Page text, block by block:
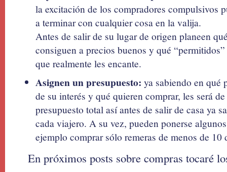
la excitación de los compradores compulsivos
a terminar con cualquier cosa en la valija.
Antes de salir de su lugar de origen planeen
consiguen a precios buenos y qué
que realmente les encante.
Asignen un presupuesto: ya sabiendo en qué
de su interés y qué quieren comprar, les será
presupuesto total así antes de salir de casa ya
cada viajero. A su vez, pueden ponerse
ejemplo comprar sólo remeras de menos de 10
En próximos posts sobre compras tocaré